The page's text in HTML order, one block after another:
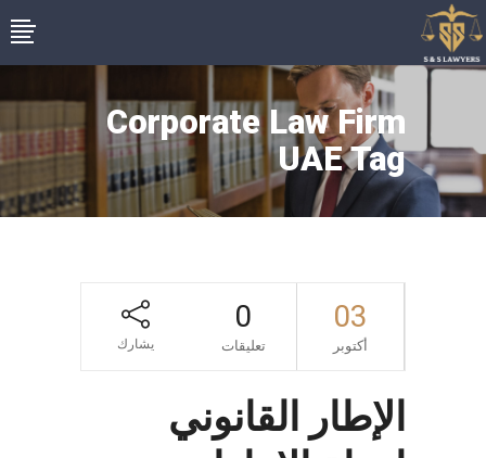
Corporate Law Firm
UAE Tag
03
أكتوبر
0
تعليقات يشارك
الإطار القانوني